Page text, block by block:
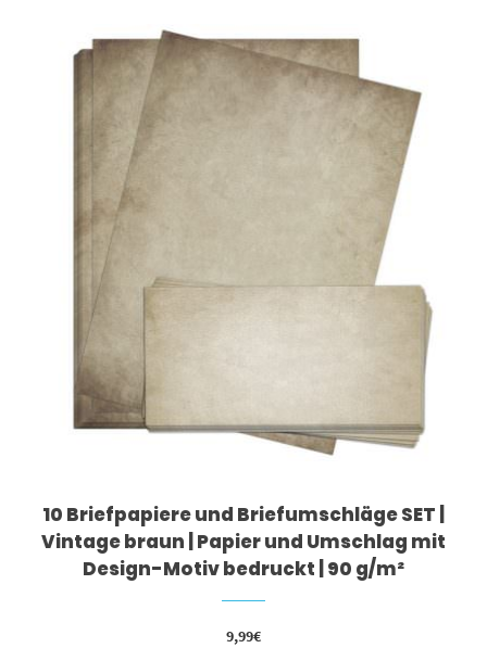
10 Briefpapiere und Briefumschläge SET |
Vintage braun | Papier und Umschlag mit
Design-Motiv bedruckt | 90 g/m²
9,99€